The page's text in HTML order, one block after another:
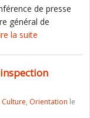
de presse
général de
la suite
Culture, Orientation le